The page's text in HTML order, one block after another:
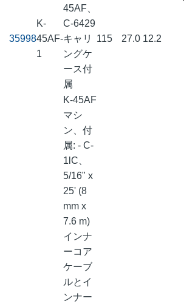
35998
K-
45AF-
1
45AF、
C-6429
キャリ
ングケ
ース付
属
115 27.0 12.2
K-45AF
マシ
ン、付
属: - C-
1lC、
5/16" x
25' (8
mm x
7.6 m)
インナ
ーコア
ケーブ
ルとイ
ンナー